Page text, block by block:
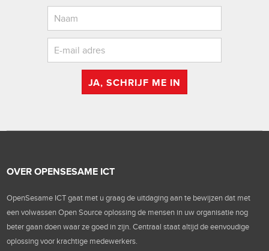
JA, SCHRIJF ME IN
OVER OPENSESAME ICT
OpenSesame ICT gaat met u graag de uitdaging aan te bewijzen dat met
een volwassen Open Source oplossing de mensen in uw organisatie nog
beter gaan doen waar ze goed in zijn. Centraal staat altijd de eenvoudige
oplossing voor krachtige medewerkers.